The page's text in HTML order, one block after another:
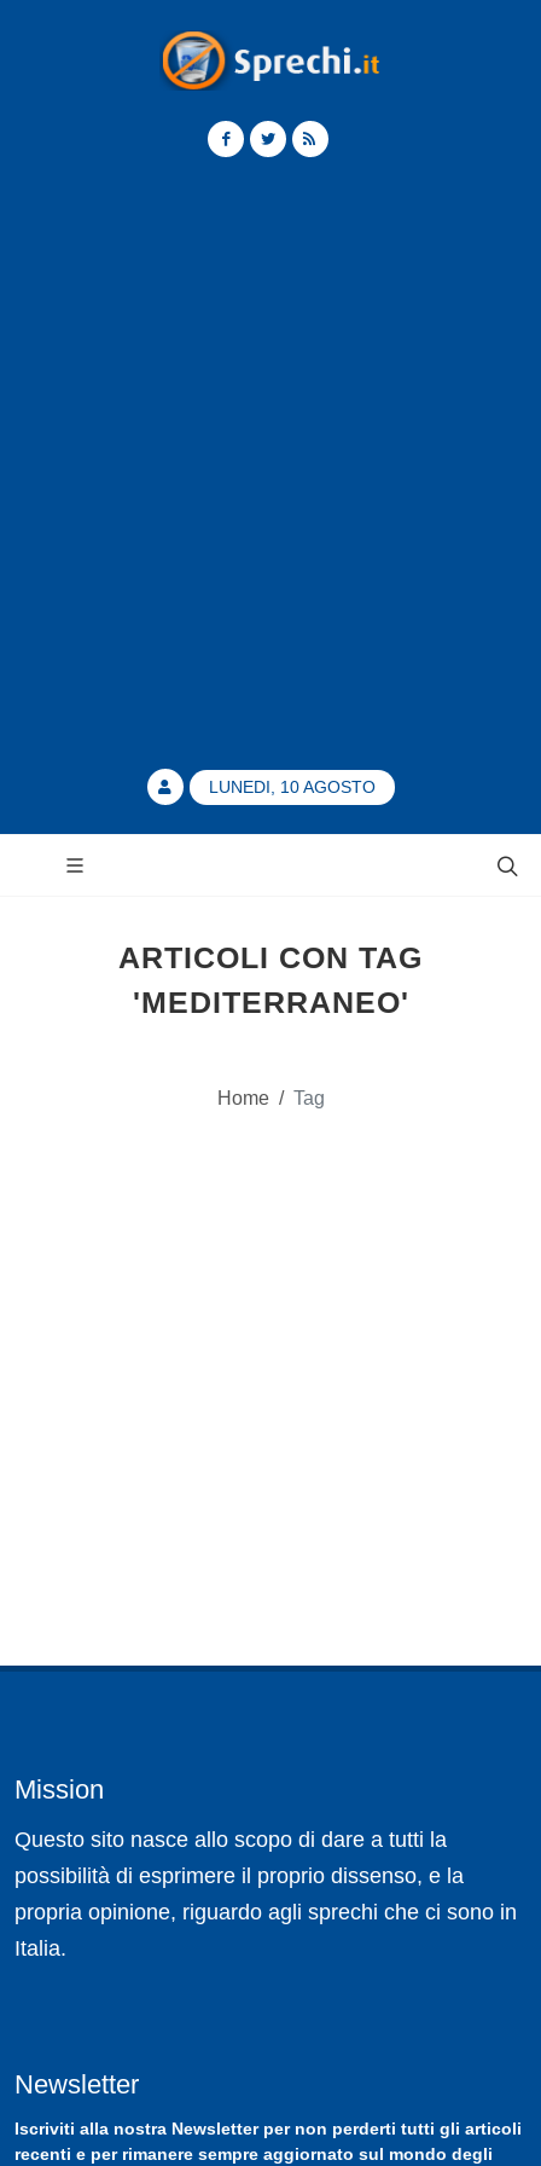
LUNEDI, 10 AGOSTO
ARTICOLI CON TAG
'MEDITERRANEO'
Home / Tag
Mission
Questo sito nasce allo scopo di dare a tutti la
possibilità di esprimere il proprio dissenso, e la
propria opinione, riguardo agli sprechi che ci sono in
Italia.
Newsletter
Iscriviti alla nostra Newsletterper non perderti tutti gli articoli
recenti e per rimanere sempre aggiornato sul mondo degli